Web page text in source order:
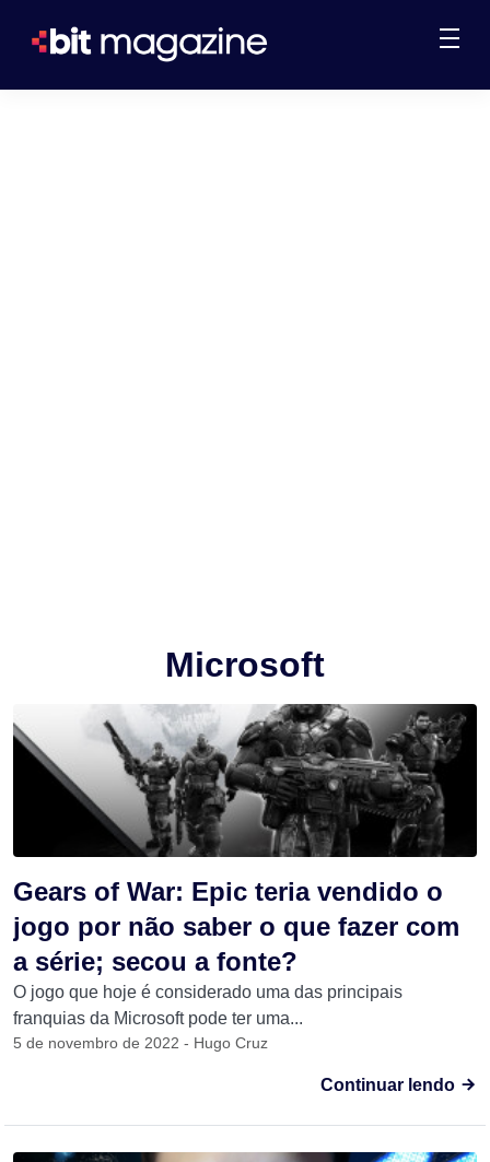
Microsoft
Gears of War: Epic teria vendido o
jogo por não saber o que fazer com
a série; secou a fonte?
O jogo que hoje é considerado uma das principais
franquias da Microsoft pode ter uma...
5 de novembro de 2022 - Hugo Cruz
Continuar lendo